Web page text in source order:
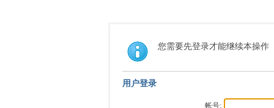
您需要先登录才能继续本操作
用户登录
帐号: